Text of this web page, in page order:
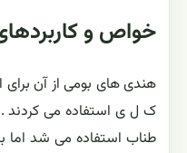
خواص و
هندی های بومی از آن
ک ل ی استفاده می کردند
طناب استفاده می شد اما